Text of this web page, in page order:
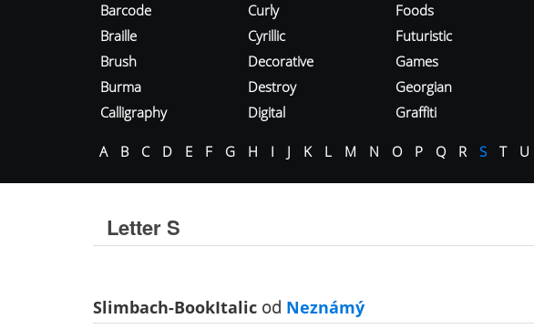
Barcode
Braille
Brush
Burma
Calligraphy
Curly
Cyrillic
Decorative
Destroy
Digital
Foods
Futuristic
Games
Georgian
Graffiti
A B C D E F G H I J K L M N O P Q R S T U
Letter S
Slimbach-BookItalic od Neznámý